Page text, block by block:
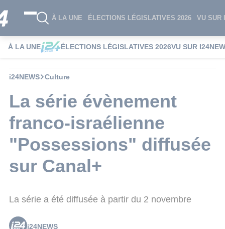
À LA UNE ÉLECTIONS LÉGISLATIVES 2026 VU SUR
À LA UNE ÉLECTIONS LÉGISLATIVES 2026VU SUR
i24NEWS Culture
La série évènement
franco-israélienne
"Possessions" diffusée
sur Canal+
La série a été diffusée à partir du 2 novembre
i24NEWS